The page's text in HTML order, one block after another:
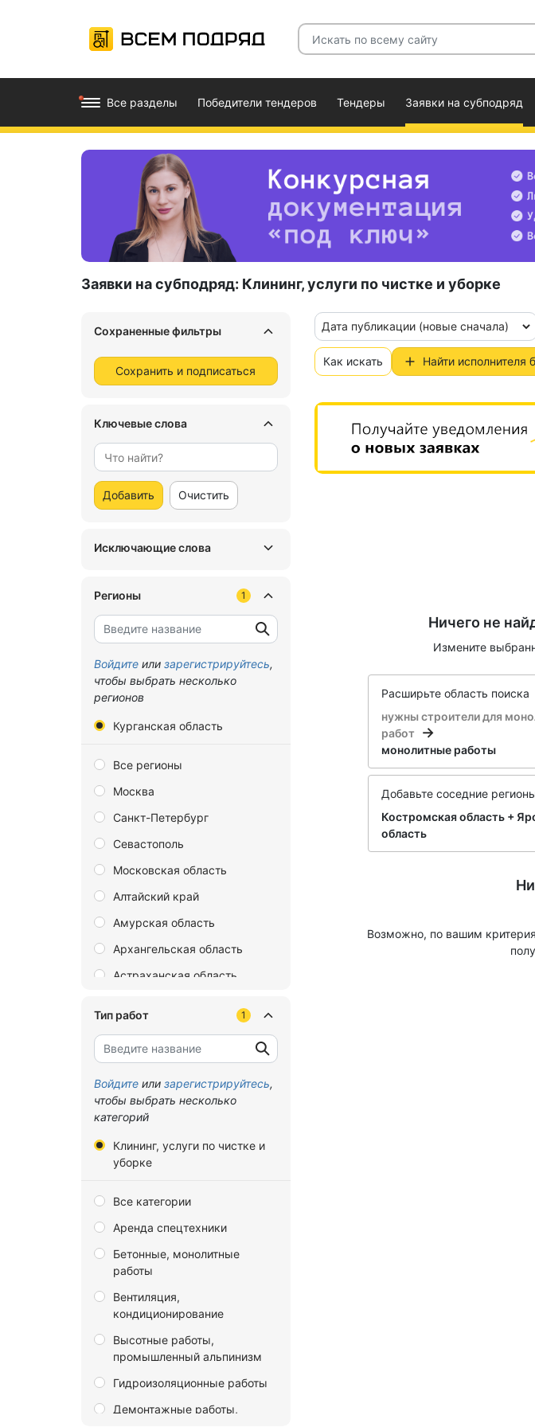
Все разделы Победители тендеров Тендеры Заявки на субподряд
Заявки на субподряд: Клининг, услуги по чистке и уборке
Сохраненные фильтры
Сохранить и подписаться
Ключевые слова
Добавить Очистить
Исключающие слова
Регионы 1
Войдите или зарегистрируйтесь,
чтобы выбрать несколько
регионов
Курганская область
Все регионы
Москва
Санкт-Петербург
Севастополь
Московская область
Алтайский край
Амурская область
Архангельская область
Астраханская область
Брянская область
Владимирская область
Волгоградская область
Воронежская область
Республика
Еврейская автономная
Забайкальский край
Запорожская область
Ивановская область
Иркутская область
Калининградская область
Калужская область
Тип работ 1
Войдите или зарегистрируйтесь,
чтобы выбрать несколько
категорий
Клининг, услуги по чистке и
уборке
Все категории
Аренда спецтехники
Бетонные, монолитные
работы
Вентиляция,
кондиционирование
Высотные работы,
промышленный альпинизм
Гидроизоляционные работы
Демонтажные работы,
Дата публикации (новые сначала)
Как искать Найти исполнителя
Ничего не
Измените
Расширьте область поиска
нужны строители для
работ
монолитные работы
Добавьте соседние
Костромская область +
область
Возможно, по вашим